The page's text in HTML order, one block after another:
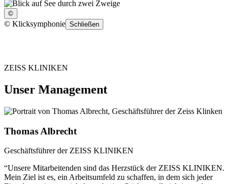
©
© Klicksymphonie Schließen
ZEISS KLINIKEN
Unser Management
Thomas Albrecht
Geschäftsführer der ZEISS KLINIKEN
“Unsere Mitarbeitenden sind das Herzstück der ZEISS KLINIKEN.
Mein Ziel ist es, ein Arbeitsumfeld zu schaffen, in dem sich jeder